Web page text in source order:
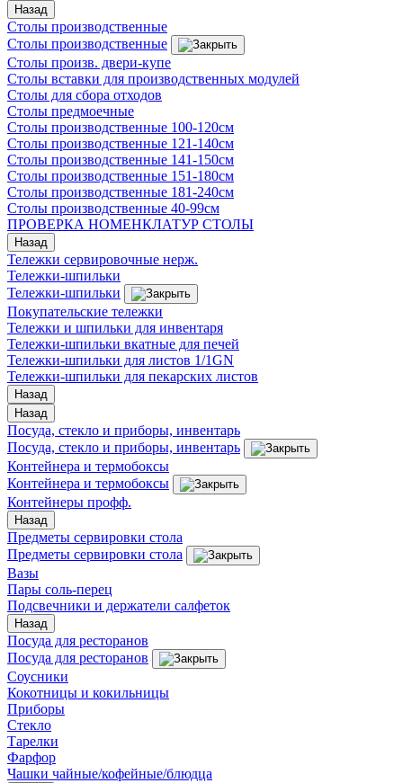
Назад
Столы производственные
Столы производственные
Столы произв. двери-купе
Столы вставки для производственных модулей
Столы для сбора отходов
Столы предмоечные
Столы производственные 100-120см
Столы производственные 121-140см
Столы производственные 141-150см
Столы производственные 151-180см
Столы производственные 181-240см
Столы производственные 40-99см
ПРОВЕРКА НОМЕНКЛАТУР СТОЛЫ
Назад
Тележки сервировочные нерж.
Тележки-шпильки
Тележки-шпильки
Покупательские тележки
Тележки и шпильки для инвентаря
Тележки-шпильки вкатные для печей
Тележки-шпильки для листов 1/1GN
Тележки-шпильки для пекарских листов
Назад
Назад
Посуда, стекло и приборы, инвентарь
Посуда, стекло и приборы, инвентарь
Контейнера и термобоксы
Контейнера и термобоксы
Контейнеры профф.
Назад
Предметы сервировки стола
Предметы сервировки стола
Вазы
Пары соль-перец
Подсвечники и держатели салфеток
Назад
Посуда для ресторанов
Посуда для ресторанов
Соусники
Кокотницы и кокильницы
Приборы
Стекло
Тарелки
Фарфор
Чашки чайные/кофейные/блюдца